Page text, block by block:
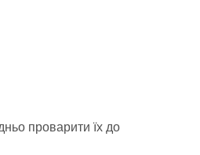
проварити їх до